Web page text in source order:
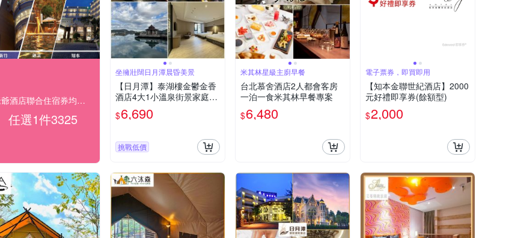
老爺酒店聯合住宿券均價$3325
任選1件3325
坐擁壯闊日月潭晨昏美景
【日月潭】泰湖樓金鬱金香
酒店4大1小溫泉街景家庭房
一泊一食
$6,690
挑戰低價
米其林星級主廚早餐
台北慕舍酒店2人都會客房
一泊一食米其林早餐專案
$6,480
電子票券，即買即用
【知本金聯世紀酒店】2000
元好禮即享券(餘額型)
$2,000